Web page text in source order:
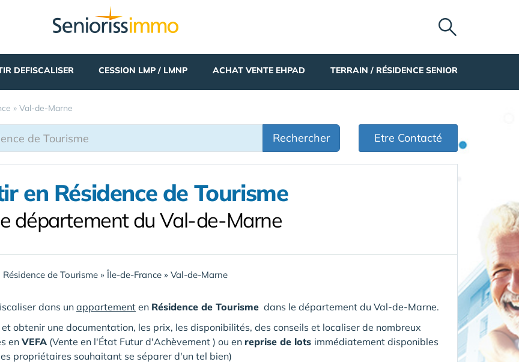
DEFISCALISER CESSION LMP / LMNP ACHAT VENTE EHPAD TERRAIN / RÉSIDENCE SENIOR
» Val-de-Marne
Rechercher Etre Contacté
en Résidence de Tourisme
département du Val-de-Marne
de Tourisme »Île-de-France » Val-de-Marne
dans un appartement en Résidence de Tourisme dans le département du Val-de-Marne.
et obtenir une documentation, les prix, les disponibilités, des conseils et localiser de nombreux
enVEFA (Vente en l'État Futur d'Achèvement ) ou en reprise de lots immédiatement disponibles
propriétaires souhaitant se séparer d'un tel bien)